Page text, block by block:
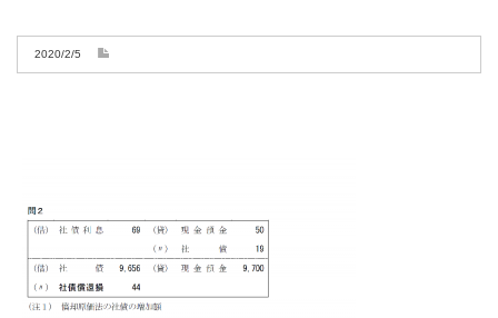
2020/2/5